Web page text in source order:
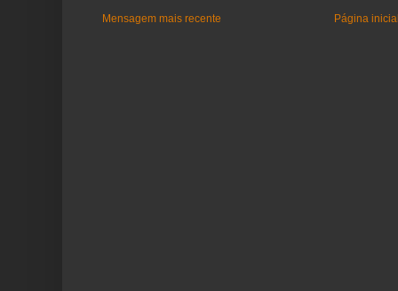
Mensagem mais recente Página